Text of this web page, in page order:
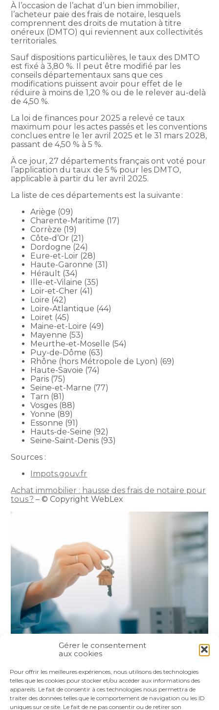
Gérer le consentement
aux cookies
Pour offrir les meilleures expériences, nous utilisons des technologies
telles que les cookies pour stocker et/ou accéder aux informations des
appareils. Le fait de consentir à ces technologies nous permettra de
traiter des données telles que le comportement de navigation ou les ID
uniques sur ce site. Le fait de ne pas consentir ou de retirer son
À l’occasion de l’achat d’un bien immobilier,
l’acheteur paie des frais de notaire, lesquels
comprennent des droits de mutation à titre
onéreux (DMTO) qui reviennent aux collectivités
territoriales.
Sauf dispositions particulières, le taux des DMTO
est fixé à 3,80 %. Il peut être modifié par les
conseils départementaux sans que ces
modifications puissent avoir pour effet de le
réduire à moins de 1,20 % ou de le relever au-delà
de 4,50 %.
La loi de finances pour 2025 a relevé ce taux
maximum pour les actes passés et les conventions
conclues entre le 1er avril 2025 et le 31 mars 2028,
passant de 4,50 % à 5 %.
À ce jour, 27 départements français ont voté pour
l’application du taux de 5 % pour les DMTO,
applicable à partir du 1er avril 2025.
La liste de ces départements est la suivante :
Ariège (09)
Charente-Maritime (17)
Corrèze (19)
Côte-d’Or (21)
Dordogne (24)
Eure-et-Loir (28)
Haute-Garonne (31)
Hérault (34)
Ille-et-Vilaine (35)
Loir-et-Cher (41)
Loire (42)
Loire-Atlantique (44)
Loiret (45)
Maine-et-Loire (49)
Mayenne (53)
Meurthe-et-Moselle (54)
Puy-de-Dôme (63)
Rhône (hors Métropole de Lyon) (69)
Haute-Savoie (74)
Paris (75)
Seine-et-Marne (77)
Tarn (81)
Vosges (88)
Yonne (89)
Essonne (91)
Hauts-de-Seine (92)
Seine-Saint-Denis (93)
Sources :
Impots.gouv.fr
Achat immobilier : hausse des frais de notaire pour
tous ? – © Copyright WebLex
FaceBook
TwitterLinkedIn